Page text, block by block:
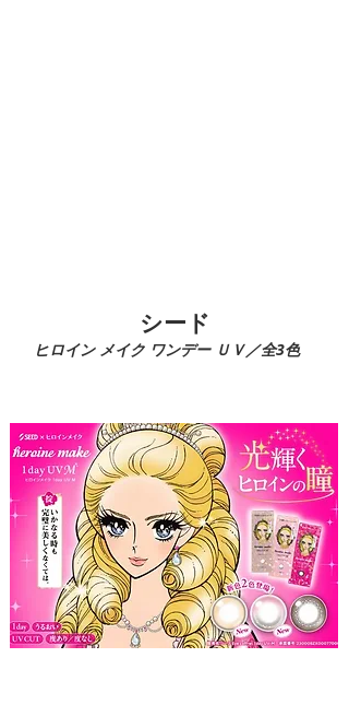
​シード
ヒロイン メイク ワンデー ＵＶ／全3色